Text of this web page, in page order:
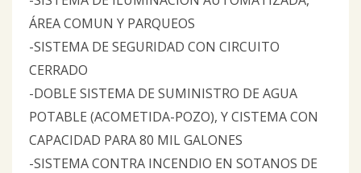
ÁREA COMUN Y PARQUEOS
-SISTEMA DE SEGURIDAD CON CIRCUITO
CERRADO
-DOBLE SISTEMA DE SUMINISTRO DE AGUA
POTABLE (ACOMETIDA-POZO), Y CISTEMA CON
CAPACIDAD PARA 80 MIL GALONES
-SISTEMA CONTRA INCENDIO EN SOTANOS DE